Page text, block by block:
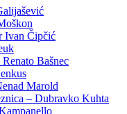
Ivan Čipčić
Bašnec
Marold
– Dubravko Kuhta